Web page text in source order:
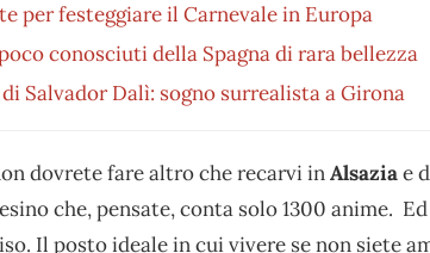
per festeggiare il Carnevale in Europa
conosciuti della Spagna di rara bellezza
Salvador Dalì: sogno surrealista a Girona
dovrete fare altro che recarvi inAlsaziae
che, pensate, conta solo 1300 anime.
Il posto ideale in cui vivere se non siete